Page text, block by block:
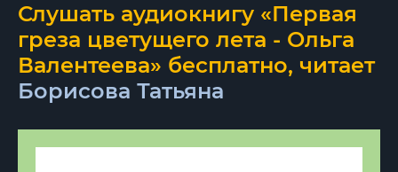
Слушать аудиокнигу «Первая
греза цветущего лета - Ольга
Валентеева» бесплатно, читает
Борисова Татьяна